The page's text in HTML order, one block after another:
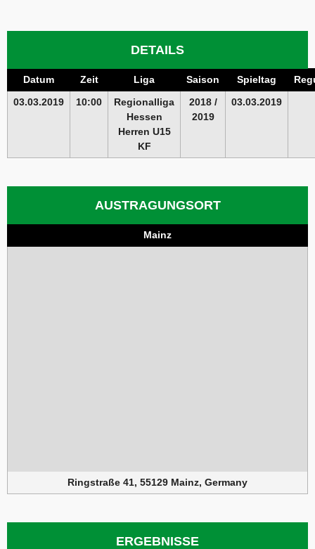
DETAILS
Datum Zeit Liga Saison Spieltag
03.03.2019
10:00
Regionalliga
Hessen
Herren U15
KF
2018 /
2019
03.03.2019
AUSTRAGUNGSORT
Mainz
Ringstraße 41, 55129 Mainz, Germany
ERGEBNISSE